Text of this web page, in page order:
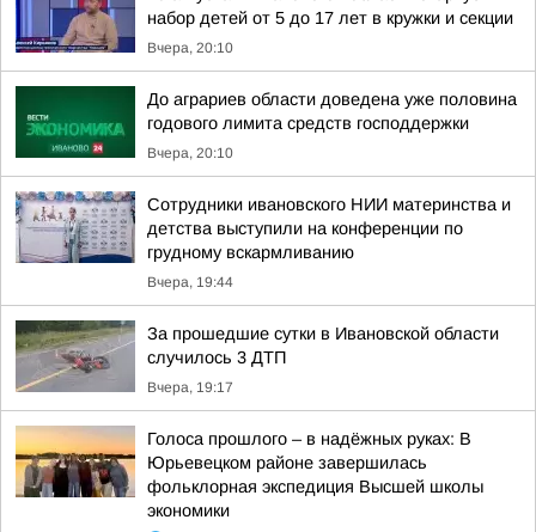
набор детей от 5 до 17 лет в кружки и секции
Вчера, 20:10
До аграриев области доведена уже половина
годового лимита средств господдержки
Вчера, 20:10
Сотрудники ивановского НИИ материнства и
детства выступили на конференции по
грудному вскармливанию
Вчера, 19:44
За прошедшие сутки в Ивановской области
случилось 3 ДТП
Вчера, 19:17
Голоса прошлого – в надёжных руках: В
Юрьевецком районе завершилась
фольклорная экспедиция Высшей школы
экономики